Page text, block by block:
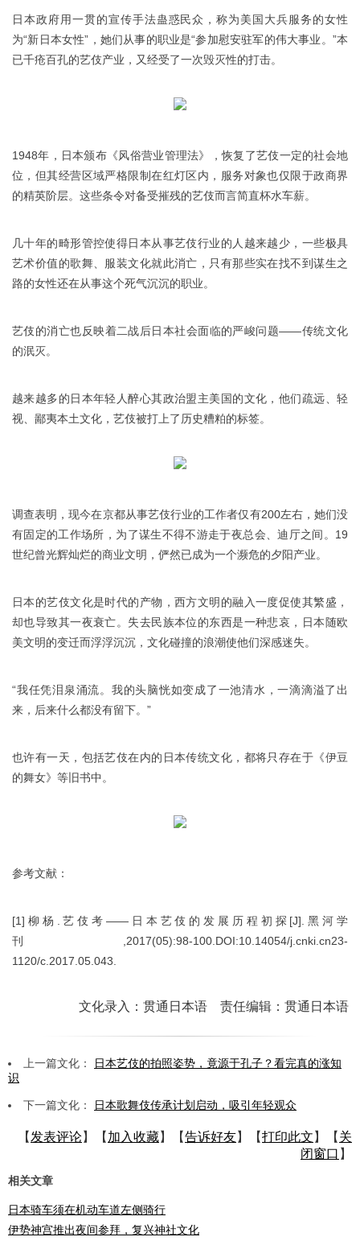
日本政府用一贯的宣传手法蛊惑民众，称为美国大兵服务的女性
为“新日本女性”，她们从事的职业是“参加慰安驻军的伟大事业。”本
已千疮百孔的艺伎产业，又经受了一次毁灭性的打击。
1948年，日本颁布《风俗营业管理法》，恢复了艺伎一定的社会地
位，但其经营区域严格限制在红灯区内，服务对象也仅限于政商界
的精英阶层。这些条令对备受摧残的艺伎而言简直杯水车薪。
几十年的畸形管控使得日本从事艺伎行业的人越来越少，一些极具
艺术价值的歌舞、服装文化就此消亡，只有那些实在找不到谋生之
路的女性还在从事这个死气沉沉的职业。
艺伎的消亡也反映着二战后日本社会面临的严峻问题——传统文化
的泯灭。
越来越多的日本年轻人醉心其政治盟主美国的文化，他们疏远、轻
视、鄙夷本土文化，艺伎被打上了历史糟粕的标签。
调查表明，现今在京都从事艺伎行业的工作者仅有200左右，她们没
有固定的工作场所，为了谋生不得不游走于夜总会、迪厅之间。19
世纪曾光辉灿烂的商业文明，俨然已成为一个濒危的夕阳产业。
日本的艺伎文化是时代的产物，西方文明的融入一度促使其繁盛，
却也导致其一夜衰亡。失去民族本位的东西是一种悲哀，日本随欧
美文明的变迁而浮浮沉沉，文化碰撞的浪潮使他们深感迷失。
“我任凭泪泉涌流。我的头脑恍如变成了一池清水，一滴滴溢了出
来，后来什么都没有留下。”
也许有一天，包括艺伎在内的日本传统文化，都将只存在于《伊豆
的舞女》等旧书中。
参考文献：
[1]柳杨.艺伎考——日本艺伎的发展历程初探[J].黑河学
刊,2017(05):98-100.DOI:10.14054/j.cnki.cn23-
1120/c.2017.05.043.
文化录入：贯通日本语 责任编辑：贯通日本语
上一篇文化：
日本艺伎的拍照姿势，竟源于孔子？看完真的涨知
识
下一篇文化： 日本歌舞伎传承计划启动，吸引年轻观众
【 发表评论】【 加入收藏】【告诉好友】【打印此文 】【 关
闭窗口 】
相关文章
日本骑车须在机动车道左侧骑行
伊势神宫推出夜间参拜，复兴神社文化